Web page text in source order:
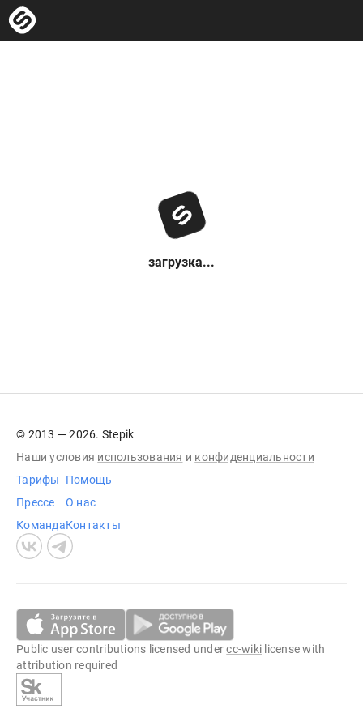
загрузка...
© 2013 — 2026. Stepik
Наши условия использования и конфиденциальности
Тарифы
Прессе
Команда
Помощь
О нас
Контакты
Public user contributions licensed undercc-wiki license with
attribution required